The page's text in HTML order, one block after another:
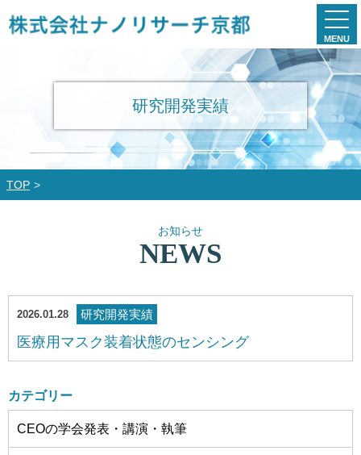
MENU
研究開発実績
TOP
お知らせ
NEWS
2026.01.28 研究開発実績
医療用マスク装着状態のセンシング
カテゴリー
CEOの学会発表・講演・執筆